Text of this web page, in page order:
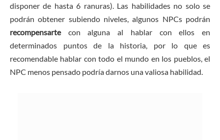
disponer de hasta 6 ranuras). Las habilidades no solo se
podrán obtener subiendo niveles, algunos NPCs podrán
recompensarte con alguna al hablar con ellos en
determinados puntos de la historia, por lo que es
recomendable hablar con todo el mundo en los pueblos, el
NPC menos pensado podría darnos una valiosa habilidad.